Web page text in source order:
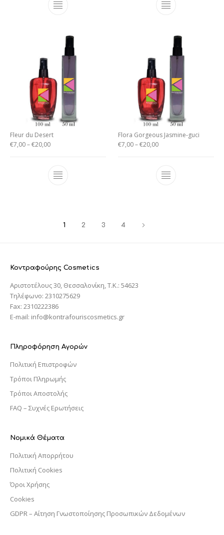
Fleur du Desert
€7,00–€20,00
Flora Gorgeous Jasmine-guci
€7,00–€20,00
1 2 3 4
Κοντραφούρης Cosmetics
Αριστοτέλους 30, Θεσσαλονίκη, T.K.: 54623
Τηλέφωνο: 2310275629
Fax: 2310222386
E-mail: info@kontrafouriscosmetics.gr
Πληροφόρηση Αγορών
Πολιτική Επιστροφών
Τρόποι Πληρωμής
Τρόποι Αποστολής
FAQ – Συχνές Ερωτήσεις
Νομικά Θέματα
Πολιτική Απορρήτου
Πολιτική Cookies
Όροι Χρήσης
Cookies
GDPR – Αίτηση Γνωστοποίησης Προσωπικών Δεδομένων